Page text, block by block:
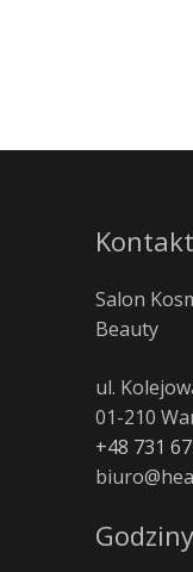
Kontakt
Salon
Beauty
ul.
01-210
+48 731